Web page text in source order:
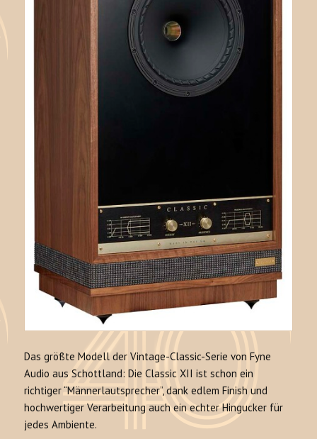
Das größte Modell der Vintage-Classic-Serie von Fyne
Audio aus Schottland: Die Classic XII ist schon ein
richtiger “Männerlautsprecher”, dank edlem Finish und
hochwertiger Verarbeitung auch ein echter Hingucker für
jedes Ambiente.